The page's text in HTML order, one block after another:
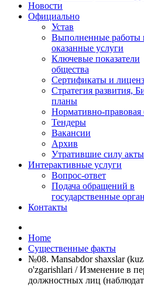
Новости
Официально
Устав
Выполненные работы
оказанные услуги
Ключевые показатели
общества
Сертификаты и
Стратегия развития,
планы
Нормативно-правовая
Тендеры
Вакансии
Архив
Утратившие силу акты
Интерактивные услуги
Вопрос-ответ
Подача обращений в
государственные
Контакты
Home
Существенные факты
№08. Mansabdor shaxslar
o'zgarishlari / Изменение в
должностных лиц